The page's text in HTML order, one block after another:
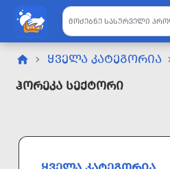
ᲧᲕᲔᲚᲐ ᲙᲐᲢᲔᲒᲝᲠᲘᲐ
Ჰორეკა Სექტორი